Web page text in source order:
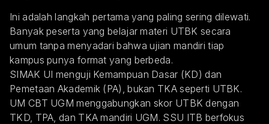
Ini adalah langkah pertama yang paling sering dilewati.
Banyak peserta yang belajar materi UTBK secara
umum tanpa menyadari bahwa ujian mandiri tiap
kampus punya format yang berbeda.
SIMAK UI menguji Kemampuan Dasar (KD) dan
Pemetaan Akademik (PA), bukan TKA seperti UTBK.
UM CBT UGM menggabungkan skor UTBK dengan
TKD, TPA, dan TKA mandiri UGM. SSU ITB berfokus